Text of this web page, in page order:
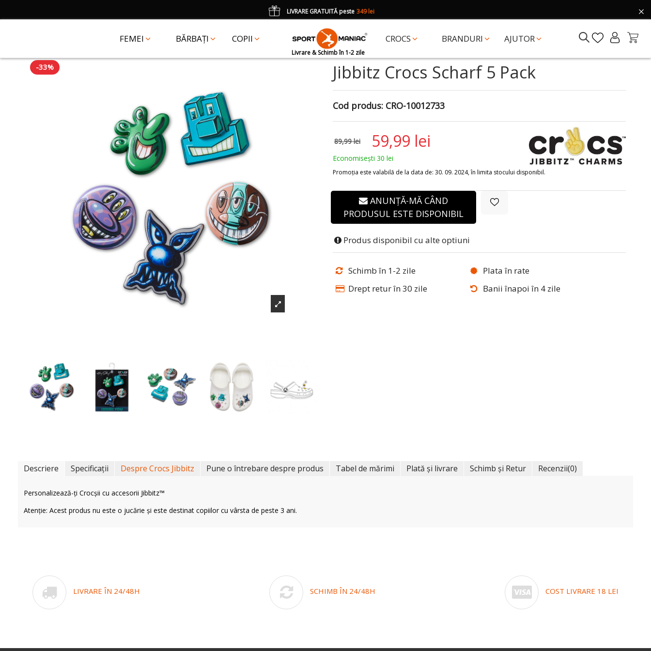
FEMEI BĂRBAȚI COPII CROCS BRANDURI AJUTOR
Livrare & Schimb în 1-2 zile
LIVRARE GRATUITĂ peste 349 lei
CADOUun accesoriu Crocs Jibbitz în val. de 25 lei cu codul: JIBBITZ
-33% Jibbitz Crocs Scharf 5 Pack
Cod produs: CRO-10012733
59,99 lei
89,99 lei
Economisești 30 lei
Promoția este valabilă de la data de: 30. 09. 2024, în limita stocului disponibil.
ANUNȚĂ-MĂ CÂND
PRODUSUL ESTE DISPONIBIL
Produs disponibil cu alte optiuni
Schimb în 1-2 zile
Plata în rate
Drept retur în 30 zile
Banii înapoi în 4 zile
Descriere Specificații Despre Crocs Jibbitz Pune o întrebare despre produs Tabel de mărimi Plată și livrare Schimb și Retur Recenzii(0)
Personalizează-ți Crocșii cu accesorii Jibbitz™
Atenție: Acest produs nu este o jucărie și este destinat copiilor cu vârsta de peste 3 ani.
LIVRARE ÎN 24/48H SCHIMB ÎN 24/48H COST LIVRARE 18 LEI